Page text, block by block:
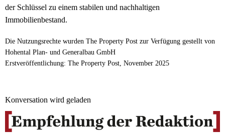
der Schlüssel zu einem stabilen und nachhaltigen
Immobilienbestand.
Die Nutzungsrechte wurden The Property Post zur Verfügung gestellt von
Hohental Plan- und Generalbau GmbH
Erstveröffentlichung: The Property Post, November 2025
Konversation wird geladen